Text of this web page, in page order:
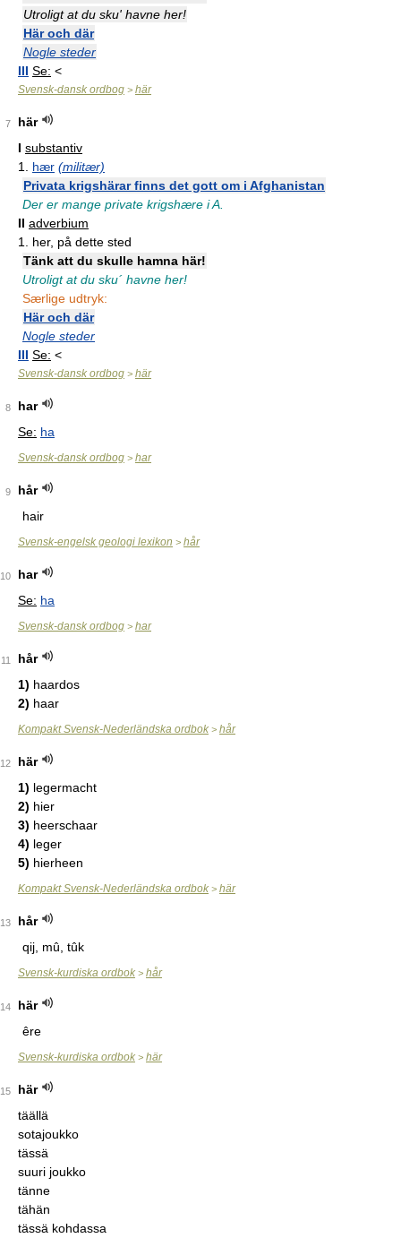
Utroligt at du sku' havne her!
Här och där
Nogle steder
III Se: <
Svensk-dansk ordbog > här
7
här
I substantiv
1. hær (militær)
Privata krigshärar finns det gott om i Afghanistan
Der er mange private krigshære i A.
II adverbium
1. her, på dette sted
Tänk att du skulle hamna här!
Utroligt at du sku´ havne her!
Særlige udtryk:
Här och där
Nogle steder
III Se: <
Svensk-dansk ordbog > här
8
har
Se: ha
Svensk-dansk ordbog > har
9
hår
hair
Svensk-engelsk geologi lexikon > hår
10
har
Se: ha
Svensk-dansk ordbog > har
11
hår
1) haardos
2) haar
Kompakt Svensk-Nederländska ordbok > hår
12
här
1) legermacht
2) hier
3) heerschaar
4) leger
5) hierheen
Kompakt Svensk-Nederländska ordbok > här
13
hår
qij, mû, tûk
Svensk-kurdiska ordbok > hår
14
här
êre
Svensk-kurdiska ordbok > här
15
här
täällä
sotajoukko
tässä
suuri joukko
tänne
tähän
tässä kohdassa